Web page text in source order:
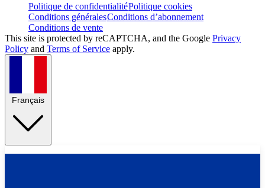
Politique de confidentialitéPolitique cookies
Conditions généralesConditions d’abonnement
Conditions de vente
This site is protected by reCAPTCHA, and the Google Privacy
Policy and Terms of Service apply.
Français